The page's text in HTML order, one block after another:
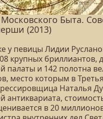
Быта.
(2013)
у певицы Лидии
крупных бриллиантов,
палаты и 142 полотна
место которым в
Наталья
антиквариата,
в 20